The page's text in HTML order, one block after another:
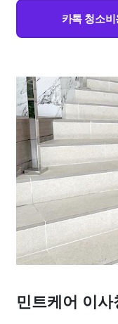
카톡 청소
민트케어 이사